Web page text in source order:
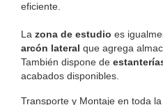
eficiente.
La zona de estudio es
arcón lateral que agrega
También dispone de
acabados disponibles.
Transporte y Montaje en toda